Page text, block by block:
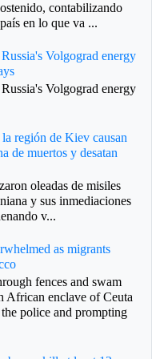
contabilizando
en lo que va ...
Volgograd energy
Volgograd energy
región de Kiev causan
de muertos y desatan
oleadas de misiles
y sus inmediaciones
v...
as migrants
fences and swam
African enclave of Ceuta
police and prompting